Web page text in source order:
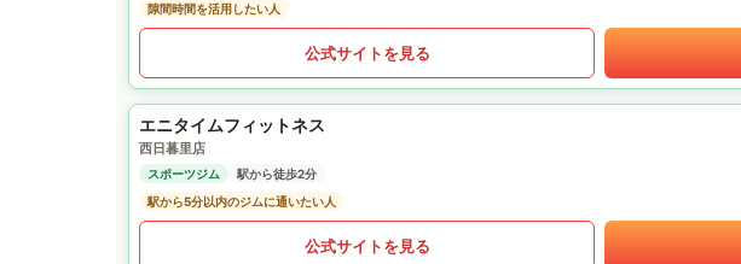
隙間時間を活用したい人
公式サイトを見る
エニタイムフィットネス
西日暮里店
スポーツジム
駅から徒歩2分
駅から5分以内のジムに通いたい人
公式サイトを見る